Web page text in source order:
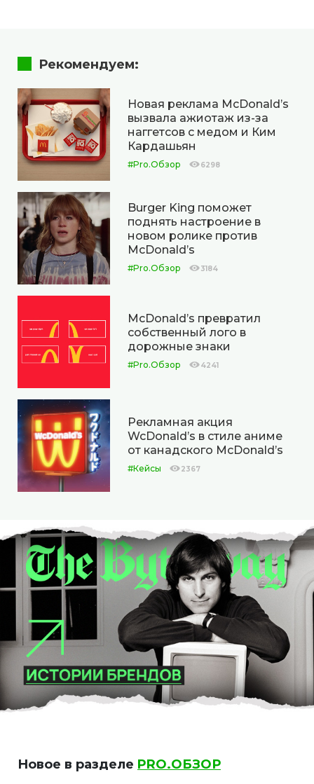
Рекомендуем:
Новая реклама McDonald’s
вызвала ажиотаж из-за
наггетсов с медом и Ким
Кардашьян
#Pro.Обзор 6298
Burger King поможет
поднять настроение в
новом ролике против
McDonald’s
#Pro.Обзор 3184
McDonald’s превратил
собственный лого в
дорожные знаки
#Pro.Обзор 4241
Рекламная акция
WcDonald’s в стиле аниме
от канадского McDonald’s
#Кейсы 2367
Новое в разделе PRO.ОБЗОР